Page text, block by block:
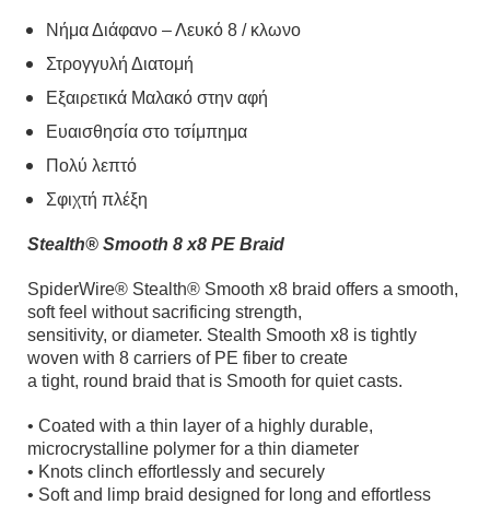
Νήμα Διάφανο – Λευκό 8 / κλωνο
Στρογγυλή Διατομή
Eξαιρετικά Μαλακό στην αφή
Ευαισθησία στο τσίμπημα
Πολύ λεπτό
Σφιχτή πλέξη
Stealth® Smooth 8 x8 PE Braid
SpiderWire® Stealth® Smooth x8 braid offers a smooth,
soft feel without sacrificing strength,
sensitivity, or diameter. Stealth Smooth x8 is tightly
woven with 8 carriers of PE fiber to create
a tight, round braid that is Smooth for quiet casts.
• Coated with a thin layer of a highly durable,
microcrystalline polymer for a thin diameter
• Knots clinch effortlessly and securely
• Soft and limp braid designed for long and effortless